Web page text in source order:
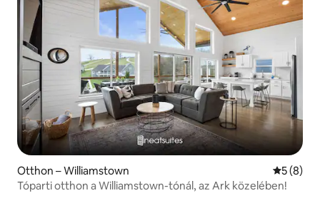
Otthon – Williamstown Átlagos
5 (8)
Tóparti otthon a Williamstown-tónál, az Ark közelében!